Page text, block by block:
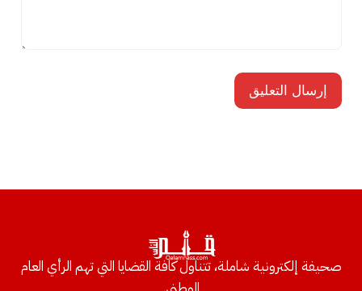
صحيفة إلكترونية شاملة، تتناول كافة القضايا التي تهم الرأي العام